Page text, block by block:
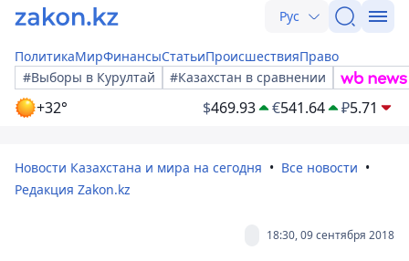
Рус
ПолитикаМирФинансыСтатьиПроисшествияПраво
#Выборы в Курултай
#Казахстан в сравнении
+32° $469.93 €541.64 ₽5.71
Новости Казахстана и мира на сегодня
Все новости
Редакция Zakon.kz
18:30, 09 сентября 2018